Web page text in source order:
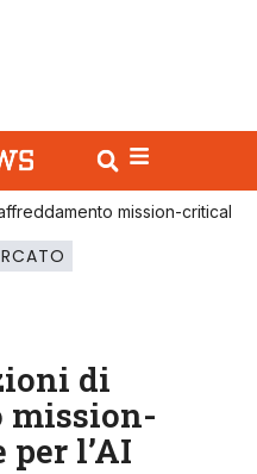
mission-critical
di
mission-
l’AI